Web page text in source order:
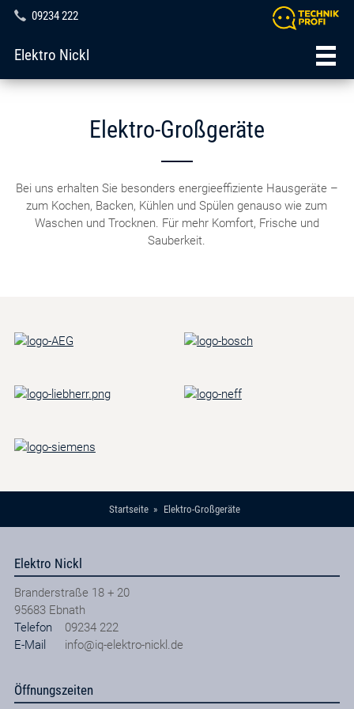
09234 222
Elektro Nickl
Elektro-Großgeräte
Bei uns erhalten Sie besonders energieeffiziente Hausgeräte –
zum Kochen, Backen, Kühlen und Spülen genauso wie zum
Waschen und Trocknen. Für mehr Komfort, Frische und
Sauberkeit.
Startseite Elektro-Großgeräte
Elektro Nickl
Branderstraße 18 + 20
95683 Ebnath
Telefon
09234 222
E-Mail
info@iq-elektro-nickl.de
Öffnungszeiten